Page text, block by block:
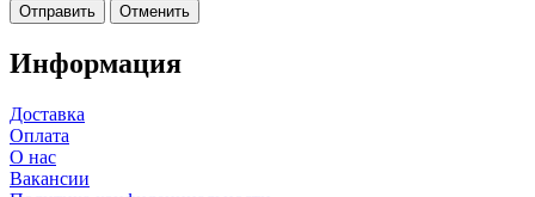
Отменить
Информация
Доставка
Оплата
О нас
Вакансии